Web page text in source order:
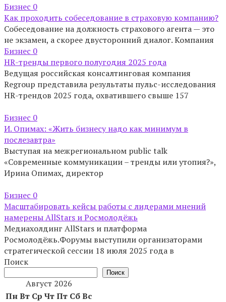
Бизнес 0
Как проходить собеседование в страховую компанию?
Собеседование на должность страхового агента — это
не экзамен, а скорее двусторонний диалог. Компания
Бизнес 0
HR-тренды первого полугодия 2025 года
Ведущая российская консалтинговая компания
Regroup представила результаты пульс-исследования
HR-трендов 2025 года, охватившего свыше 157
Бизнес 0
И. Опимах: «Жить бизнесу надо как минимум в
послезавтра»
Выступая на межрегиональном public talk
«Современные коммуникации – тренды или утопия?»,
Ирина Опимах, директор
Бизнес 0
Масштабировать кейсы работы с лидерами мнений
намерены AllStars и Росмолодёжь
Медиахолдинг AllStars и платформа
Росмолодёжь.Форумы выступили организаторами
стратегической сессии 18 июля 2025 года в
Поиск
Поиск
Август 2026
ПнВт Ср ЧтПт СбВс